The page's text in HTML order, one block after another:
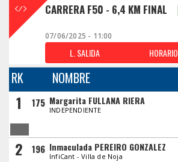
CARRERA F50 - 6,4 KM FINAL
07/06/2025 - 11:00
L. SALIDA HORARIO
RK NOMBRE
1 175 Margarita FULLANA RIERA
INDEPENDIENTE
2 196 Inmaculada PEREIRO GONZALEZ
InfiCant - Villa de Noja